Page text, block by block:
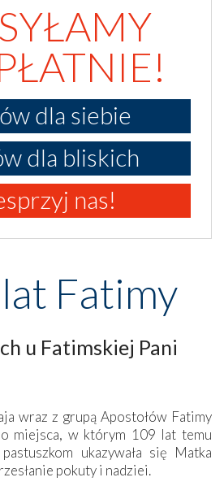
dla siebie
dla bliskich
nas!
Fatimy
u Fatimskiej Pani
wraz z grupą Apostołów Fatimy
miejsca, w którym 109 lat temu
ukazywała się Matka
pokuty i nadziei.